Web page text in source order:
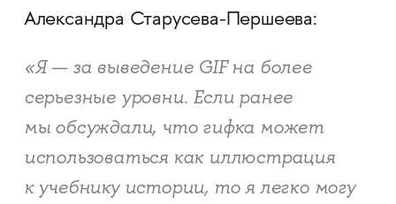
Александра Старусева-Першеева:
«Я — за выведение GIF на более
серьезные уровни. Если ранее
мы обсуждали, что гифка может
использоваться как иллюстрация
к учебнику истории, то я легко могу